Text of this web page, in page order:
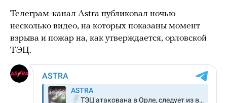
Телеграм-канал Astra публиковал ночью
несколько видео, на которых показаны момент
взрыва и пожар на, как утверждается, орловской
ТЭЦ.